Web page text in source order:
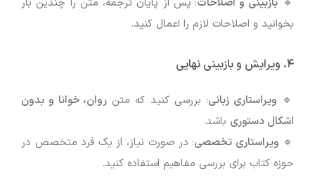
🔹 بازبینی و اصلاحات: پس از پایان ترجمه، متن را چندین بار
بخوانید و اصلاحات لازم را اعمال کنید.
۴. ویرایش و بازبینی نهایی
🔹 ویراستاری زبانی: بررسی کنید که متن روان، خوانا و بدون
اشکال دستوری باشد.
🔹 ویراستاری تخصصی: در صورت نیاز، از یک فرد متخصص در
حوزه کتاب برای بررسی مفاهیم استفاده کنید.